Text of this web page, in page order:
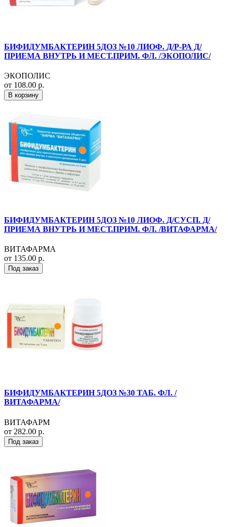
БИФИДУМБАКТЕРИН 5ДОЗ №10 ЛИОФ. Д/Р-РА Д/
ПРИЕМА ВНУТРЬ И МЕСТ.ПРИМ. ФЛ. /ЭКОПОЛИС/
ЭКОПОЛИС
от 108.00 р.
В корзину
БИФИДУМБАКТЕРИН 5ДОЗ №10 ЛИОФ. Д/СУСП. Д/
ПРИЕМА ВНУТРЬ И МЕСТ.ПРИМ. ФЛ. /ВИТАФАРМА/
ВИТАФАРМА
от 135.00 р.
Под заказ
БИФИДУМБАКТЕРИН 5ДОЗ №30 ТАБ. ФЛ. /
ВИТАФАРМА/
ВИТАФАРМ
от 282.00 р.
Под заказ